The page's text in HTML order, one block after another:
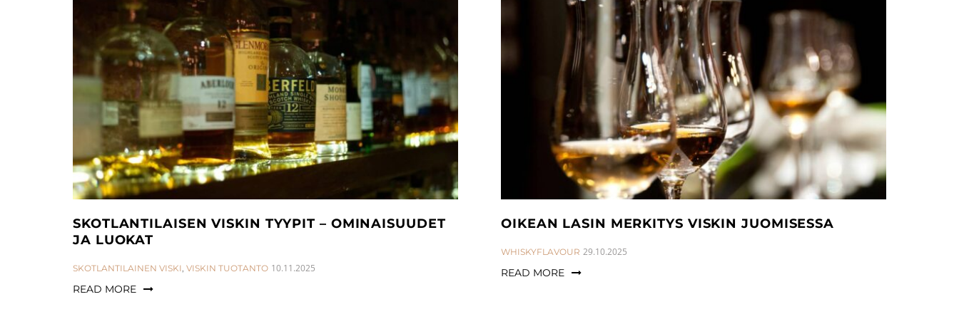
SKOTLANTILAISEN VISKIN TYYPIT – OMINAISUUDET
JA LUOKAT
CATEGORIES:
SKOTLANTILAINEN VISKI, VISKIN TUOTANTO 10.11.2025
READ MORE
OIKEAN LASIN MERKITYS VISKIN JUOMISESSA
CATEGORIES:
WHISKYFLAVOUR 29.10.2025
READ MORE